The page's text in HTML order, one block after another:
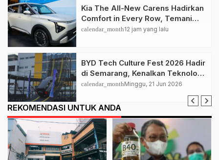
Kia The All-New Carens Hadirkan
Comfort in Every Row, Temani
Perjalanan Keluarga Lebih
calendar_month12 jam yang lalu
BYD Tech Culture Fest 2026 Hadir
di Semarang, Kenalkan Teknologi
EV dan Dual Mode ke Masyarakat
calendar_monthMinggu, 21 Jun 2026
REKOMENDASI UNTUK ANDA